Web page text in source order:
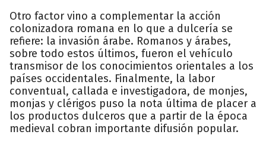
Otro factor vino a complementar la acción
colonizadora romana en lo que a dulcería se
refiere: la invasión árabe. Romanos y árabes,
sobre todo estos últimos, fueron el vehículo
transmisor de los conocimientos orientales a los
países occidentales. Finalmente, la labor
conventual, callada e investigadora, de monjes,
monjas y clérigos puso la nota última de placer a
los productos dulceros que a partir de la época
medieval cobran importante difusión popular.